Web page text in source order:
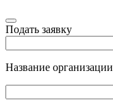
Подать заявку
Название организации